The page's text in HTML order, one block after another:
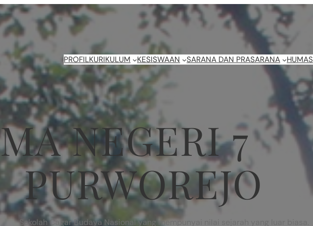
PROFILKURIKULUM KESISWAAN SARANA DAN PRASARANA HUMAS
NEGERI 7
PURWOREJO
Sekolah Cagar Budaya Nasional yang mempunyai nilai sejarah yang luar biasa.